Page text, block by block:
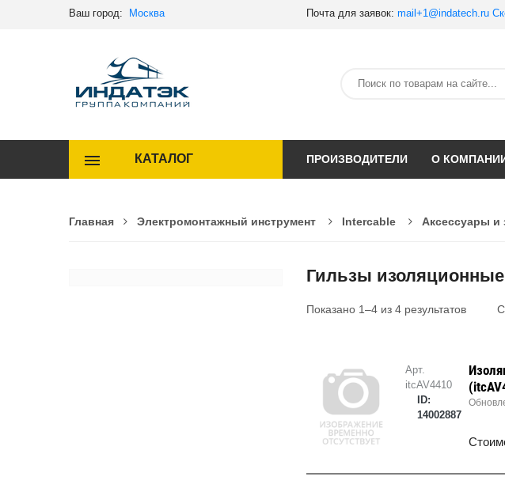
Ваш город: Москва Почта для заявок: mail+1@indatech.ru
КАТАЛОГ ПРОИЗВОДИТЕЛИ О
Главная Электромонтажный инструмент Intercable Аксессуары и
Гильзы изоляционные
Показано 1–4 из 4 результатов
Арт.
itcAV4410
ID:
14002887